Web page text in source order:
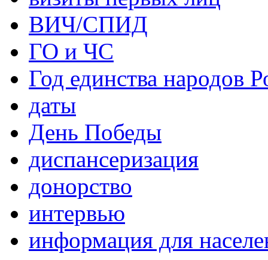
ВИЧ/СПИД
ГО и ЧС
Год единства народов
даты
День Победы
диспансеризация
донорство
интервью
информация для